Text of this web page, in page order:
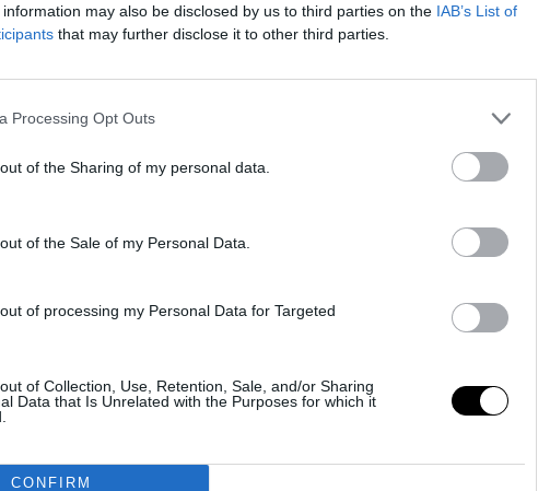
may also be disclosed by us to third parties on the IAB’s List of
that may further disclose it to other third parties.
Processing Opt Outs
of the Sharing of my personal data.
of the Sale of my Personal Data.
of processing my Personal Data for Targeted
of Collection, Use, Retention, Sale, and/or Sharing
Data that Is Unrelated with the Purposes for which it
CONFIRM